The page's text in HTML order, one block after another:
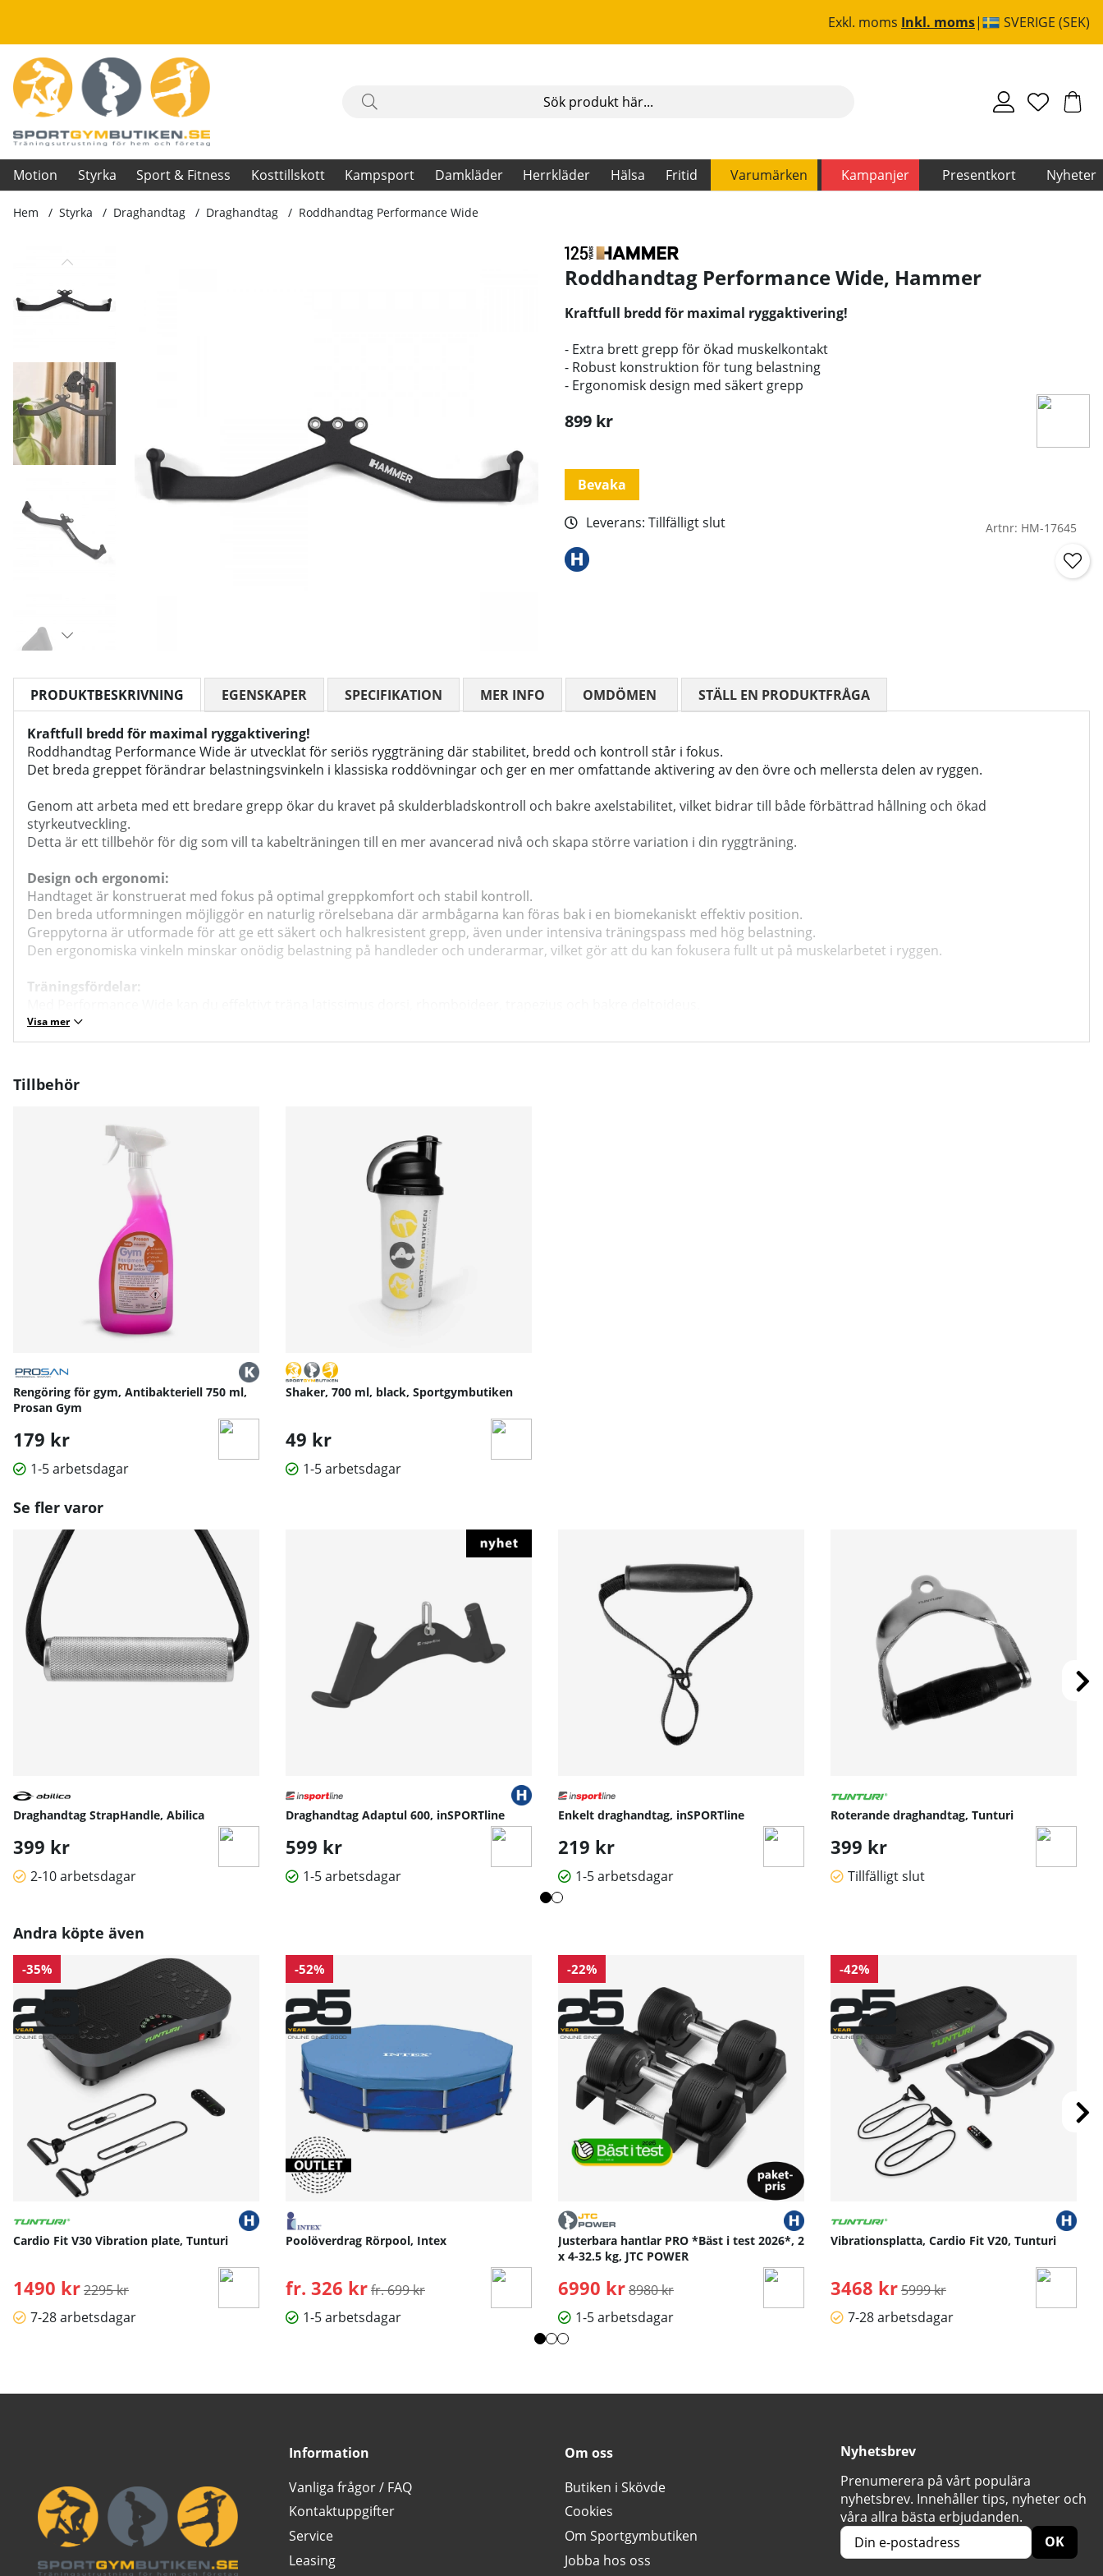
Exkl. moms Inkl. moms SVERIGE (SEK)
Motion Styrka Sport & Fitness Kosttillskott Kampsport Damkläder Herrkläder Hälsa Fritid Varumärken Kampanjer Presentkort Nyheter
Hem Styrka Draghandtag Draghandtag Roddhandtag Performance Wide
Produktbilder Roddhandtag Performance Wide
Roddhandtag Performance Wide, Hammer
Kraftfull bredd för maximal ryggaktivering!
- Extra brett grepp för ökad muskelkontakt
- Robust konstruktion för tung belastning
- Ergonomisk design med säkert grepp
899 kr
Bevaka
Leverans: Tillfälligt slut Artnr: HM-17645
PRODUKTBESKRIVNING
Kraftfull bredd för maximal ryggaktivering!
Roddhandtag Performance Wide är utvecklat för seriös ryggträning där stabilitet, bredd och kontroll står i fokus.
Det breda greppet förändrar belastningsvinkeln i klassiska roddövningar och ger en mer omfattande aktivering av den övre och mellersta delen av ryggen.
Genom att arbeta med ett bredare grepp ökar du kravet på skulderbladskontroll och bakre axelstabilitet, vilket bidrar till både förbättrad hållning och ökad
styrkeutveckling.
Detta är ett tillbehör för dig som vill ta kabelträningen till en mer avancerad nivå och skapa större variation i din ryggträning.
Design och ergonomi:
Handtaget är konstruerat med fokus på optimal greppkomfort och stabil kontroll.
Den breda utformningen möjliggör en naturlig rörelsebana där armbågarna kan föras bak i en biomekaniskt effektiv position.
Greppytorna är utformade för att ge ett säkert och halkresistent grepp, även under intensiva träningspass med hög belastning.
Den ergonomiska vinkeln minskar onödig belastning på handleder och underarmar, vilket gör att du kan fokusera fullt ut på muskelarbetet i ryggen.
Träningsfördelar:
Det breda greppet skapar en rörelse som främjar ökad muskelaktivering och bättre kontakt i toppläget.
Handtaget passar utmärkt för sittande kabelrodd, rodd i lutande position samt olika varianter av dragövningar.
Material och konstruktion:
Den robusta ramen säkerställer stabilitet även vid tyngre vikter, vilket gör handtaget lämpligt för både hemmagym och kommersiella miljöer.
Ytbehandlingen är framtagen för att motstå slitage, repor och korrosion, vilket bidrar till lång livslängd och bibehållen kvalitet över tid.
Kompatibilitet och användning:
Roddhandtaget är utrustat med en universell infästning som gör det kompatibelt med de flesta kabelmaskiner och multigym på marknaden.
Det kopplas enkelt på via karbinhake och kan snabbt integreras i befintlig träningsutrustning.
Detta gör det till ett praktiskt och flexibelt val för både privatpersoner och gymverksamheter som vill optimera sina träningsstationer.
Tekniska specifikationer:
Bredd: ca 80 cm
Höjd: ca 19 cm
Djup: ca 11 cm
Infästning: Standardögla för karbinhake
Användningsområde: Kabelrodd och dragövningar
Visa mer
EGENSKAPER SPECIFIKATION MER INFO OMDÖMEN MEDELBETYG 0 AV 5 ANTAL BETYG 0
STÄLL EN PRODUKTFRÅGA
Tillbehör
Rengöring för gym, Antibakteriell 750 ml,
Prosan Gym
179 kr
1-5 arbetsdagar
Shaker, 700 ml, black, Sportgymbutiken
49 kr
1-5 arbetsdagar
Se fler varor
Draghandtag StrapHandle, Abilica
399 kr
2-10 arbetsdagar
Draghandtag Adaptul 600, inSPORTline
599 kr
1-5 arbetsdagar
Enkelt draghandtag, inSPORTline
219 kr
1-5 arbetsdagar
Roterande draghandtag, Tunturi
399 kr
Tillfälligt slut
Andra köpte även
-35%
Cardio Fit V30 Vibration plate, Tunturi
1490 kr Ordinarie pris:
2295 kr
7-28 arbetsdagar
-52%
Poolöverdrag Rörpool, Intex
fr. 326 krOrdinarie pris:
fr. 699 kr
1-5 arbetsdagar
-22%
Justerbara hantlar PRO *Bäst i test 2026*, 2
x 4-32.5 kg, JTC POWER
6990 kr Ordinarie pris:
8980 kr
1-5 arbetsdagar
-42%
Vibrationsplatta, Cardio Fit V20, Tunturi
3468 kr Ordinarie pris:
5999 kr
7-28 arbetsdagar
Information
Vanliga frågor / FAQ
Kontaktuppgifter
Service
Leasing
Om oss
Butiken i Skövde
Cookies
Om Sportgymbutiken
Jobba hos oss
Nyhetsbrev
Prenumerera på vårt populära
nyhetsbrev. Innehåller tips, nyheter och
våra allra bästa erbjudanden.
OK